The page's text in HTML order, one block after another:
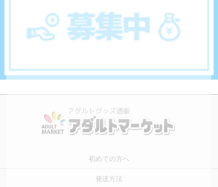
初めての方へ
発送方法